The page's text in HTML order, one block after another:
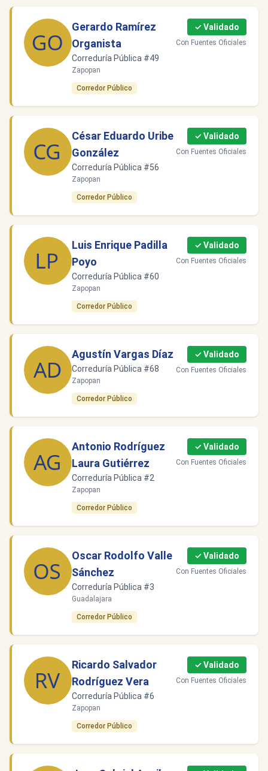
Gerardo Ramírez
Organista
Correduría Pública #49
Zapopan
✓ Validado
Con Fuentes Oficiales
Corredor Público
César Eduardo Uribe
González
Correduría Pública #56
Zapopan
✓ Validado
Con Fuentes Oficiales
Corredor Público
Luis Enrique Padilla
Poyo
Correduría Pública #60
Zapopan
✓ Validado
Con Fuentes Oficiales
Corredor Público
Agustín Vargas Díaz
Correduría Pública #68
Zapopan
✓ Validado
Con Fuentes Oficiales
Corredor Público
Antonio Rodríguez
Laura Gutiérrez
Correduría Pública #2
Zapopan
✓ Validado
Con Fuentes Oficiales
Corredor Público
Oscar Rodolfo Valle
Sánchez
Correduría Pública #3
Guadalajara
✓ Validado
Con Fuentes Oficiales
Corredor Público
Ricardo Salvador
Rodríguez Vera
Correduría Pública #6
Zapopan
✓ Validado
Con Fuentes Oficiales
Corredor Público